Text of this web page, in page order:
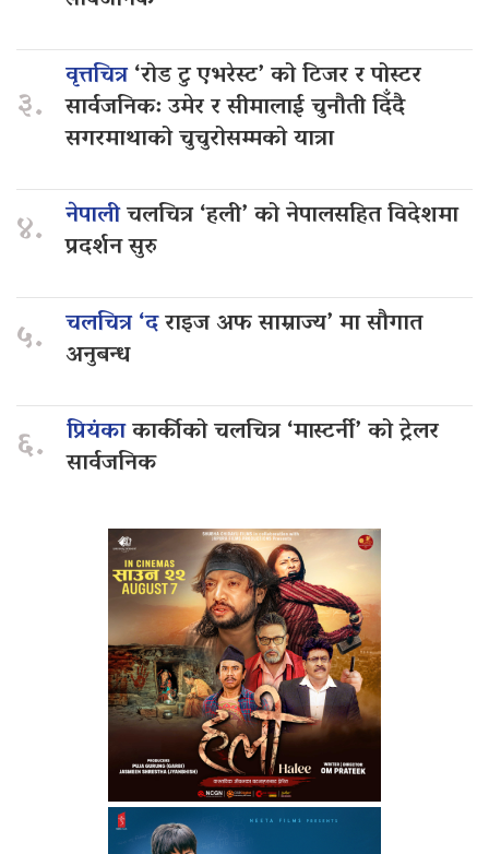
३.
वृत्तचित्र‘रोड टु एभरेस्ट’ को टिजर र पोस्टर
सार्वजनिक: उमेर र सीमालाई चुनौती दिँदै
सगरमाथाको चुचुरोसम्मको यात्रा
४. नेपालीचलचित्र ‘हली’ को नेपालसहित विदेशमा
प्रदर्शन सुरु
५. चलचित्र ‘दराइज अफ साम्राज्य’ मा सौगात
अनुबन्ध
६. प्रियंकाकार्कीको चलचित्र ‘मास्टर्नी’ को ट्रेलर
सार्वजनिक